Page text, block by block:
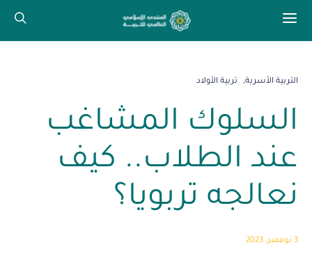
التربية الأسرية تربية الأولاد
السلوك المشاغب
عند الطلاب.. كيف
نعالجه تربويا؟
3 نوفمبر، 2023